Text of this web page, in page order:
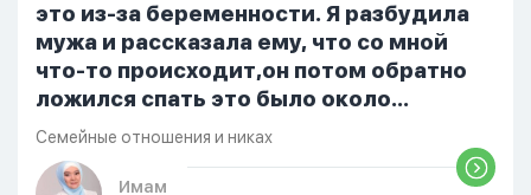
это из-за беременности. Я разбудила
мужа и рассказала ему, что со мной
что-то происходит,он потом обратно
ложился спать это было около
одиннадцати вечера. Но я снова
разбудила его, сказав, что мне плохо.
Он ответил: «Я живу с больными». Мне
Семейные отношения и никах
Имам